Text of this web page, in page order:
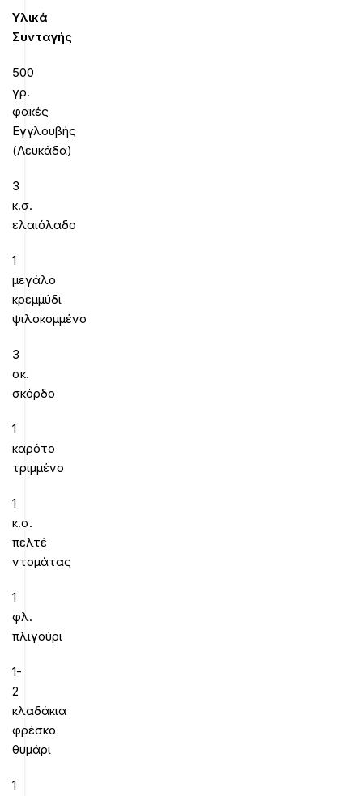
Υλικά
Συνταγής
500
γρ.
φακές
Εγγλουβής
(Λευκάδα)
3
κ.σ.
ελαιόλαδο
1
μεγάλο
κρεμμύδι
ψιλοκομμένο
3
σκ.
σκόρδο
1
καρότο
τριμμένο
1
κ.σ.
πελτέ
ντομάτας
1
φλ.
πλιγούρι
1-
2
κλαδάκια
φρέσκο
θυμάρι
1